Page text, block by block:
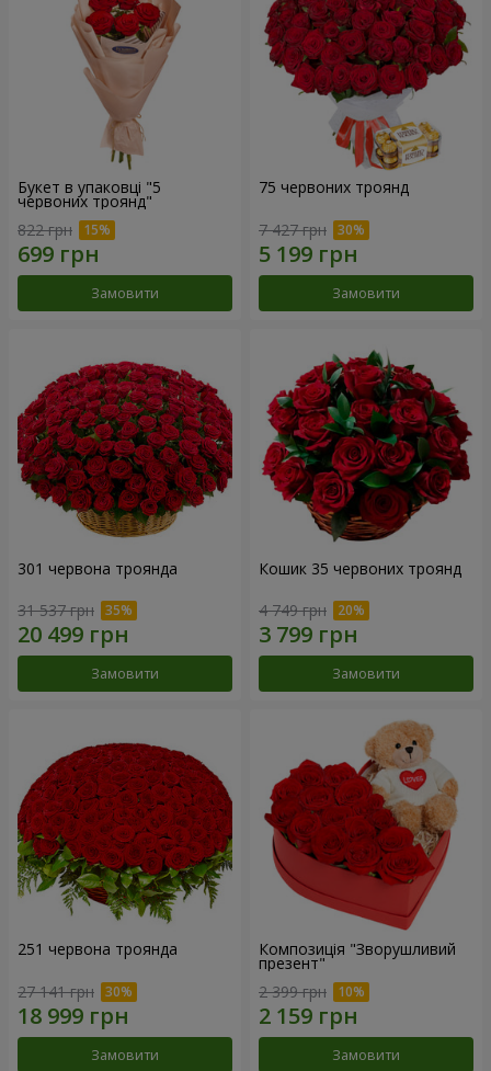
Букет в упаковці "5
червоних троянд"
822 грн
Замовити
75 червоних троянд
7 427 грн
Замовити
301 червона троянда
31 537 грн
Замовити
Кошик 35 червоних троянд
4 749 грн
Замовити
251 червона троянда
27 141 грн
Замовити
Композиція "Зворушливий
презент"
2 399 грн
Замовити